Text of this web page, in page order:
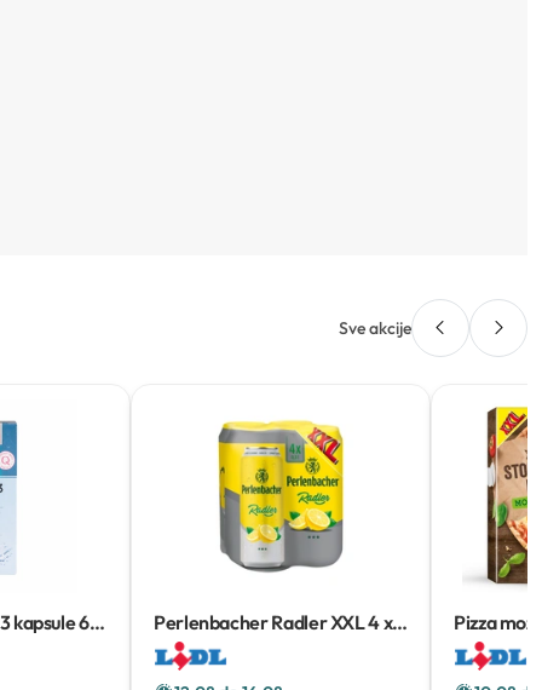
Sve akcije
kapsule60
Perlenbacher Radler XXL4 x
0.5 l
Pizza